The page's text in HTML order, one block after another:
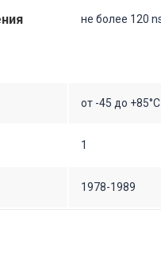
не более 120
от -45 до +85°C
1
1978-1989